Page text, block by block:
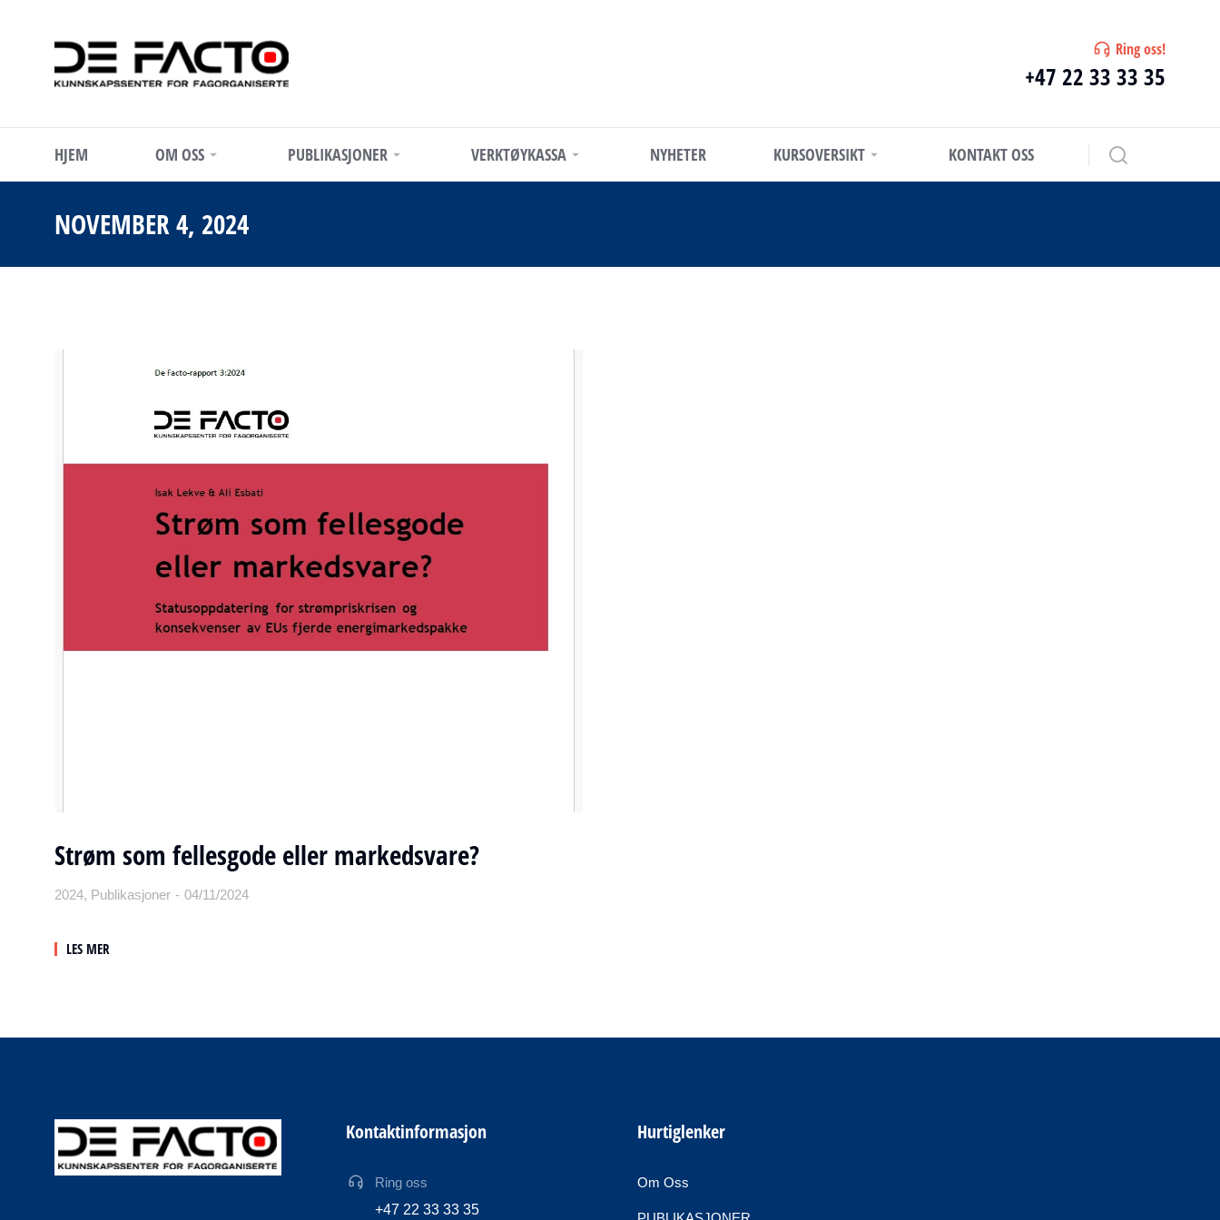
Ring oss!
+47 22 33 33 35
HJEM OM OSS PUBLIKASJONER VERKTØYKASSA NYHETER KURSOVERSIKT KONTAKT OSS
NOVEMBER 4, 2024
Strøm som fellesgode eller markedsvare?
2024, Publikasjoner 04/11/2024
LES MER
Kontaktinformasjon
Ring oss
+47 22 33 33 35
Hurtiglenker
Om Oss